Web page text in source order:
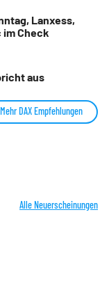
Lanxess,
im Check
aus
Mehr DAX Empfehlungen
Alle Neuerscheinungen